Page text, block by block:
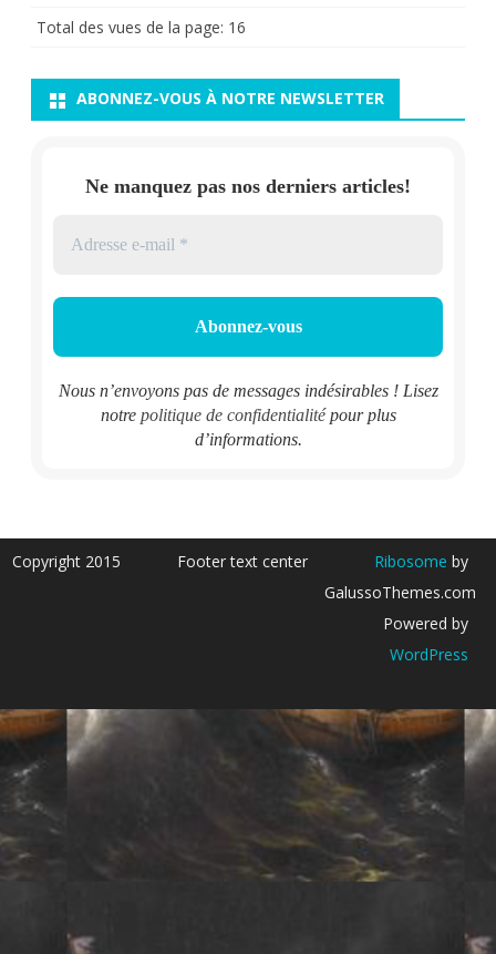
Total des vues de la page: 16
ABONNEZ-VOUS À NOTRE NEWSLETTER
Ne manquez pas nos derniers articles!
Nous n’envoyons pas de messages indésirables ! Lisez
notre politique de confidentialitépour plus
d’informations.
Copyright 2015 Footer text center Ribosome by
GalussoThemes.com
Powered by
WordPress